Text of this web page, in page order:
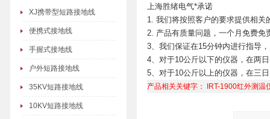
XJ携带型短路接地线
便携式接地线
手握式接地线
户外短路接地线
35KV短路接地线
10KV短路接地线
上海胜绪电气*承诺
1. 我们将按照客户的要求提供相关
2. 产品有质量问题，一个月免费免
3、我们保证在15分钟内进行指导
4、对于10公斤以下的仪器，在两
5、对于10公斤以上的仪器，在三
产品相关关键字： IRT-1900红外测温